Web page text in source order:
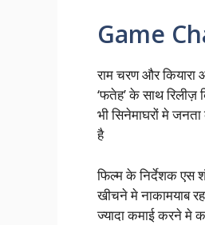
Game
राम चरण और कियारा
‘फतेह’ के साथ
भी सिनेमाघरों मे
है
फिल्म के निर्देशक एस
खीचने मे नाकामयाब
ज्यादा कमाई करने मे